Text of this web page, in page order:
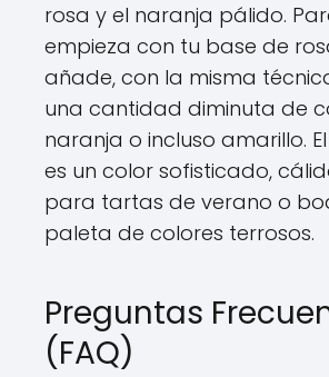
rosa y el naranja pálido.
empieza con tu base de
añade, con la misma
una cantidad diminuta de
naranja o incluso amarillo.
es un color sofisticado,
para tartas de verano o
paleta de colores terrosos.
Preguntas
(FAQ)